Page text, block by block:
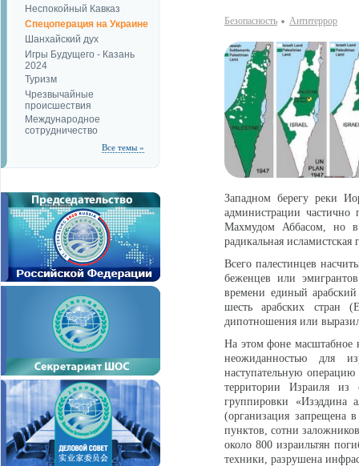
Неспокойный Кавказ
Спецоперация на Украине
Шанхайский дух
Игры Будущего - Казань
2024
Туризм
Чрезвычайные
происшествия
Международное
сотрудничество
Все темы »
Безопаcность Антитеррор
Западном берегу реки
администрации частично
Махмудом Аббасом, но в
радикальная
Всего палестинцев
беженцев или
времени единый
шесть арабских стран
дипотношения или
На этом фоне масштабное
неожиданностью для
наступательную
территории Израиля
группировки
(организация запрещена
пунктов, сотни
около 800 израильтян
техники, разрушена